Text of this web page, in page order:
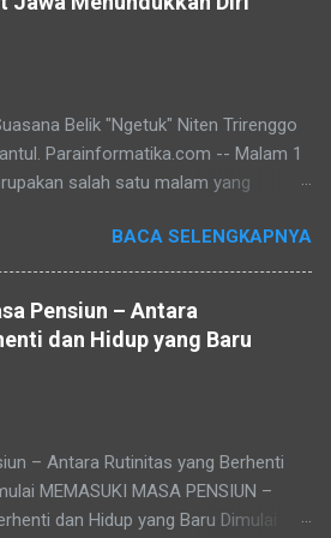
Belik "Ngetuk" Niten Trirenggo
Parainformatika.com -- Malam 1
salah satu malam yang
ini menandai pergantian tahun
Jawa yang diwariskan sejak
Agung Mataram. Bagi sebagian
1 Suro bukan sekadar pergantian
juga momentum untuk melakukan
Yang Maha Esa. � Di berbagai
masih lestari hingga kini. Meski
berbeda-beda, semuanya memiliki
hampir sama, yaitu membersihkan
BACA SELENGKAPNYA
Pensiun – Antara
dan Hidup yang Baru
– Antara Rutinitas yang Berhenti
MEMASUKI MASA PENSIUN –
dan Hidup yang Baru Dimulai